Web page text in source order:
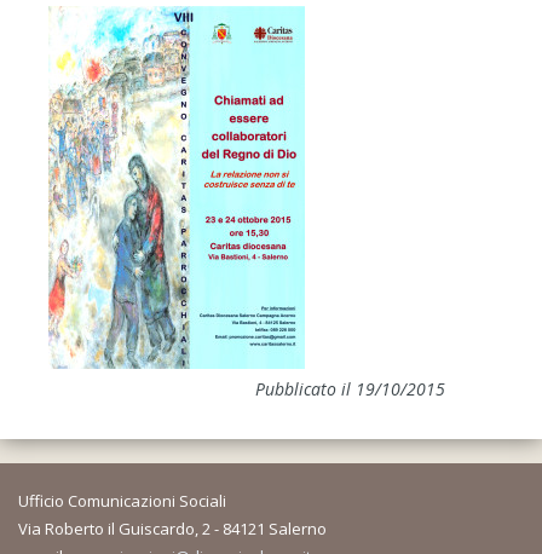
Pubblicato il 19/10/2015
Ufficio Comunicazioni Sociali
Via Roberto il Guiscardo, 2 - 84121 Salerno